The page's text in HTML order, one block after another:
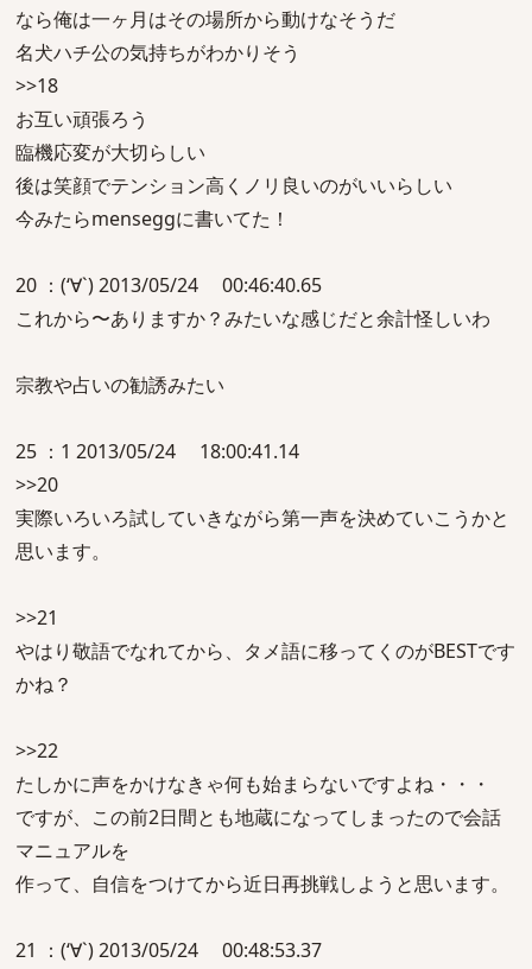
なら俺は一ヶ月はその場所から動けなそうだ
名犬ハチ公の気持ちがわかりそう
>>18
お互い頑張ろう
臨機応変が大切らしい
後は笑顔でテンション高くノリ良いのがいいらしい
今みたらmenseggに書いてた！
20 ：(‘∀`) 2013/05/24 00:46:40.65
これから〜ありますか？みたいな感じだと余計怪しいわ
宗教や占いの勧誘みたい
25 ：1 2013/05/24 18:00:41.14
>>20
実際いろいろ試していきながら第一声を決めていこうかと
思います。
>>21
やはり敬語でなれてから、タメ語に移ってくのがBESTです
かね？
>>22
たしかに声をかけなきゃ何も始まらないですよね・・・
ですが、この前2日間とも地蔵になってしまったので会話
マニュアルを
作って、自信をつけてから近日再挑戦しようと思います。
21 ：(‘∀`) 2013/05/24 00:48:53.37